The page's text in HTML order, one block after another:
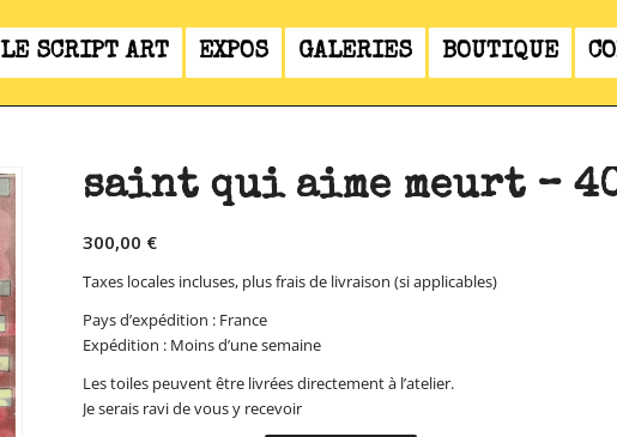
LE SCRIPT ART EXPOS GALERIES BOUTIQUE
saint qui aime meurt –
300,00 €
Taxes locales incluses, plus frais de livraison (si applicables)
Pays d’expédition : France
Expédition : Moins d’une semaine
Les toiles peuvent être livrées directement à l’atelier.
Je serais ravi de vous y recevoir